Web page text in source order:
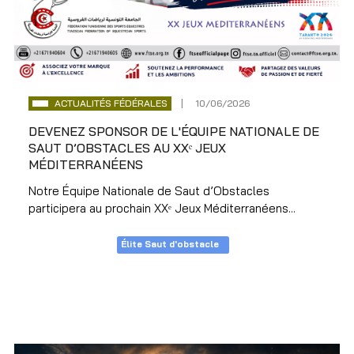
ACTUALITÉS FÉDÉRALES 10/06/2026
DEVENEZ SPONSOR DE L'ÉQUIPE NATIONALE DE
SAUT D’OBSTACLES AU XXᵉ JEUX
MÉDITERRANÉENS
Notre Équipe Nationale de Saut d’Obstacles
participera au prochain XXᵉ Jeux Méditerranéens...
Élite Saut d'obstacle